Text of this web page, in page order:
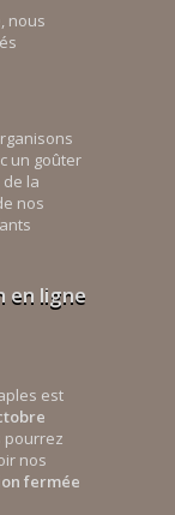
nous
un goûter
la
nos
en ligne
est
pourrez
nos
fermée